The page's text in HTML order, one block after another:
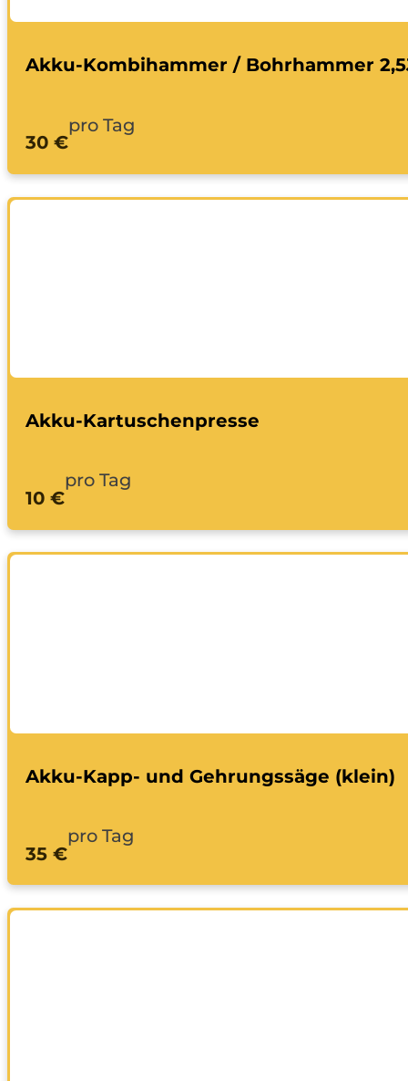
Akku-Kombihammer / Bohrhammer
30 €
pro Tag
Akku-Kartuschenpresse
10 €
pro Tag
Akku-Kapp- und Gehrungssäge (klein)
35 €
pro Tag